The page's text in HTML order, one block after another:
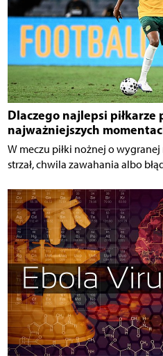
Dlaczego najlepsi piłkarze
najważniejszych
W meczu piłki nożnej o
strzał, chwila zawahania albo